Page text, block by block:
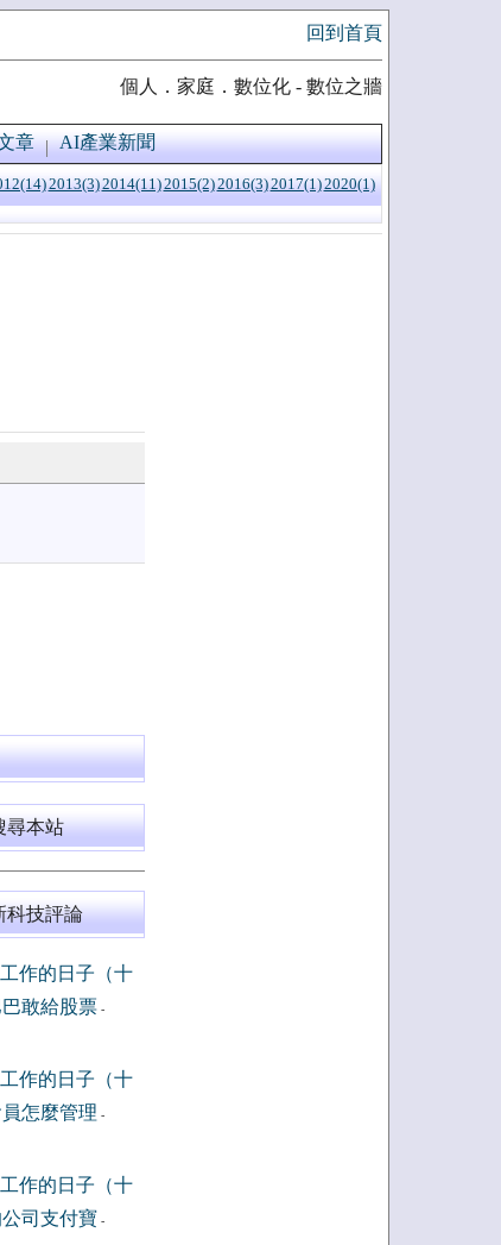
回到首頁
個人．家庭．數位化 - 數位之牆
章 AI產業新聞
2013(3)2014(11)2015(2)2016(3)2017(1)2020(1)
尋本站
科技評論
作的日子（十
敢給股票-
作的日子（十
怎麼管理 -
作的日子（十
司支付寶 -